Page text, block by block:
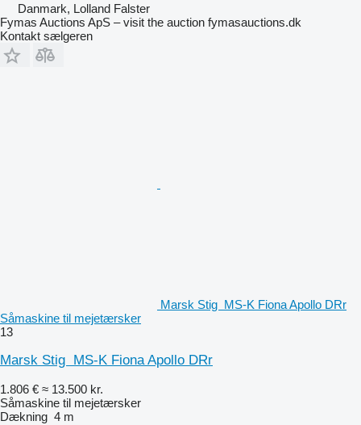
Danmark, Lolland Falster
Fymas Auctions ApS – visit the auction fymasauctions.dk
Kontakt sælgeren
Marsk Stig MS-K Fiona Apollo DRr
Såmaskine til mejetærsker
13
Marsk Stig MS-K Fiona Apollo DRr
1.806 € ≈ 13.500 kr.
Såmaskine til mejetærsker
Dækning 4 m